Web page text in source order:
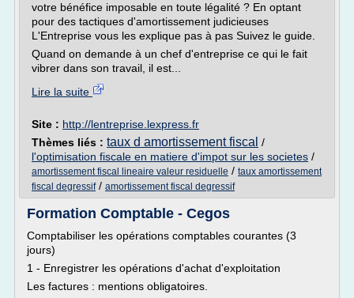
votre bénéfice imposable en toute légalité ? En optant
pour des tactiques d'amortissement judicieuses
L'Entreprise vous les explique pas à pas Suivez le guide.
Quand on demande à un chef d'entreprise ce qui le fait
vibrer dans son travail, il est...
Lire la suite
Site : http://lentreprise.lexpress.fr
Thèmes liés : taux d amortissement fiscal /
l'optimisation fiscale en matiere d'impot sur les societes /
amortissement fiscal lineaire valeur residuelle / taux amortissement
fiscal degressif/ amortissement fiscal degressif
Formation Comptable - Cegos
Comptabiliser les opérations comptables courantes (3
jours)
1 - Enregistrer les opérations d'achat d'exploitation
Les factures : mentions obligatoires.